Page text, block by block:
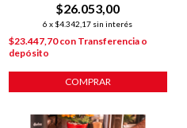
$26.053,00
6 x $4.342,17 sin interés
$23.447,70con Transferencia o
depósito
COMPRAR